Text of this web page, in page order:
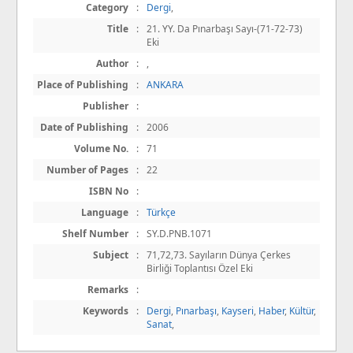
Category
: Dergi,
Title
: 21. YY. Da Pınarbaşı Sayı-(71-72-73)
Eki
Author
:
,
Place of Publishing
: ANKARA
Publisher
:
Date of Publishing
: 2006
Volume No.
: 71
Number of Pages
: 22
ISBN No
:
Language
: Türkçe
Shelf Number
: SY.D.PNB.1071
Subject
: 71,72,73. Sayıların Dünya Çerkes
Birliği Toplantısı Özel Eki
Remarks
:
Keywords
: Dergi, Pınarbaşı, Kayseri, Haber, Kültür,
Sanat,